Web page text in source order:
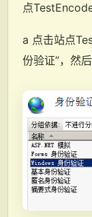
点
a 点击站点
份验证”，然